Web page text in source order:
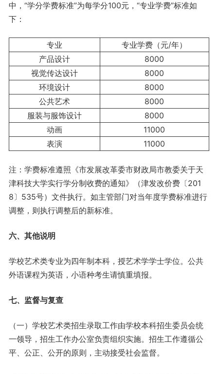
中，“学分学费标准”为每学分100元，“专业学费”标准如
下：
专业
专业学费（元/年）
产品设计
8000
视觉传达设计
8000
环境设计
8000
公共艺术
8000
服装与服饰设计
8000
动画
11000
表演
11000
注：学费标准遵照《市发展改革委市财政局市教委关于天
津科技大学实行学分制收费的通知》（津发改价费〔201
8〕535号）文件执行。如主管部门对当年度学费标准进行
调整，则执行调整后的新标准。
六、其他说明
学校艺术类专业为四年制本科，授艺术学学士学位。公共
外语课程为英语，小语种考生请慎重填报。
七、监督与复查
（一）学校艺术类招生录取工作由学校本科招生委员会统
一领导，招生工作办公室负责组织实施。招生工作遵循公
平、公正、公开的原则，主动接受社会监督。